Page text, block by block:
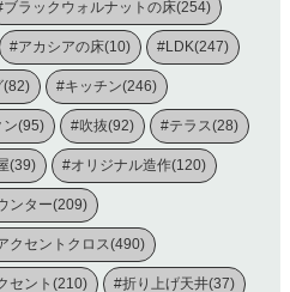
ブラックウォルナットの床(254)
#アカシアの床(10) #LDK(247)
(82) #キッチン(246)
ン(95) #吹抜(92) #テラス(28)
(39) #オリジナル造作(120)
ンター(209)
クセントクロス(490)
セント(210) #折り上げ天井(37)